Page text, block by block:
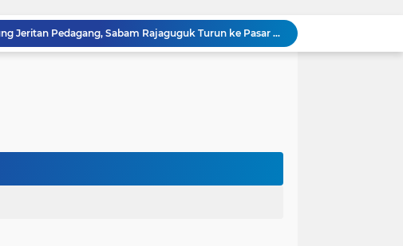
Sabam Rajaguguk Serap Aspirasi Warga Bilah Hilir, Tegaskan Komitmen Kawal Program Prabowo untuk Kesejahteraan Rakyat
‎Wakil Bupati Audiensi dengan Wamenaker RI, Dorong Penguatan SDM dan Perlindungan Pekerja di Tanjung Jabung Barat ‎ ‎
Sabam Rajaguguk Turun ke Pangkatan, Dengarkan Langsung Keluhan dan Harapan Warga